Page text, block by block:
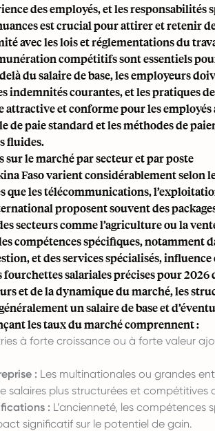
des employés, et les responsabilités
est crucial pour attirer et retenir
avec les lois et réglementations du
compétitifs sont essentiels
du salaire de base, les employeurs
indemnités courantes, et les pratiques
et conforme pour les employés
de paie standard et les méthodes de
fluides.
le marché par secteur et par poste
Faso varient considérablement selon
que les télécommunications,
proposent souvent des
secteurs comme l’agriculture ou la
compétences spécifiques, notamment
et des services spécialisés,
fourchettes salariales précises pour
et de la dynamique du marché, les
un salaire de base et
les taux du marché comprennent :
à forte croissance ou à forte valeur
: Les multinationales ou grandes
salaires plus structurées et compétitives
: L’ancienneté, les compétences
significatif sur le potentiel de gain.